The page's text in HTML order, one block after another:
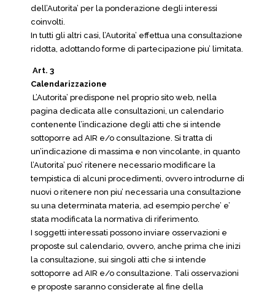
dell’Autorita’ per la ponderazione degli interessi
coinvolti.
In tutti gli altri casi, l’Autorita’ effettua una consultazione
ridotta, adottando forme di partecipazione piu’ limitata.
Art. 3
Calendarizzazione
L’Autorita’ predispone nel proprio sito web, nella
pagina dedicata alle consultazioni, un calendario
contenente l’indicazione degli atti che si intende
sottoporre ad AIR e/o consultazione. Si tratta di
un’indicazione di massima e non vincolante, in quanto
l’Autorita’ puo’ ritenere necessario modificare la
tempistica di alcuni procedimenti, ovvero introdurne di
nuovi o ritenere non piu’ necessaria una consultazione
su una determinata materia, ad esempio perche’ e’
stata modificata la normativa di riferimento.
I soggetti interessati possono inviare osservazioni e
proposte sul calendario, ovvero, anche prima che inizi
la consultazione, sui singoli atti che si intende
sottoporre ad AIR e/o consultazione. Tali osservazioni
e proposte saranno considerate al fine della